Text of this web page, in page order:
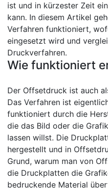
ist und in kürzester Zeit
kann. In diesem Artikel
Verfahren funktioniert,
eingesetzt wird und
Druckverfahren.
Wie funktioniert
Der Offsetdruck ist auch
Das Verfahren ist
funktioniert durch die
die das Bild oder die
lassen willst. Die
hergestellt und in
Grund, warum man von
die Druckplatten die
bedruckende Material